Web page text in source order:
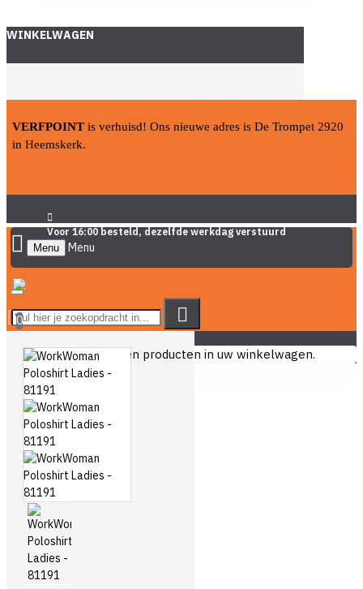
WINKELWAGEN
VERFPOINT is verhuisd! Ons nieuwe adres is De Trompet 2920
in Heemskerk.
Voor 16:00 besteld, dezelfde werkdag verstuurd
Menu
0
U heeft nog geen producten in uw winkelwagen.